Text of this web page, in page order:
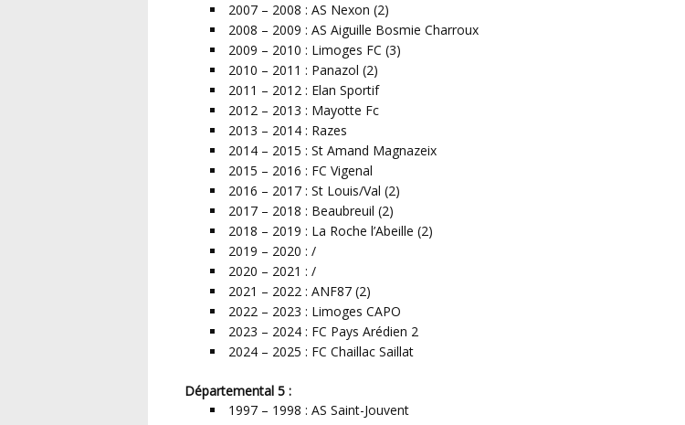
2007 – 2008 : AS Nexon (2)
2008 – 2009 : AS Aiguille Bosmie Charroux
2009 – 2010 : Limoges FC (3)
2010 – 2011 : Panazol (2)
2011 – 2012 : Elan Sportif
2012 – 2013 : Mayotte Fc
2013 – 2014 : Razes
2014 – 2015 : St Amand Magnazeix
2015 – 2016 : FC Vigenal
2016 – 2017 : St Louis/Val (2)
2017 – 2018 : Beaubreuil (2)
2018 – 2019 : La Roche l’Abeille (2)
2019 – 2020 : /
2020 – 2021 : /
2021 – 2022 : ANF87 (2)
2022 – 2023 : Limoges CAPO
2023 – 2024 : FC Pays Arédien 2
2024 – 2025 : FC Chaillac Saillat
Départemental 5 :
1997 – 1998 : AS Saint-Jouvent